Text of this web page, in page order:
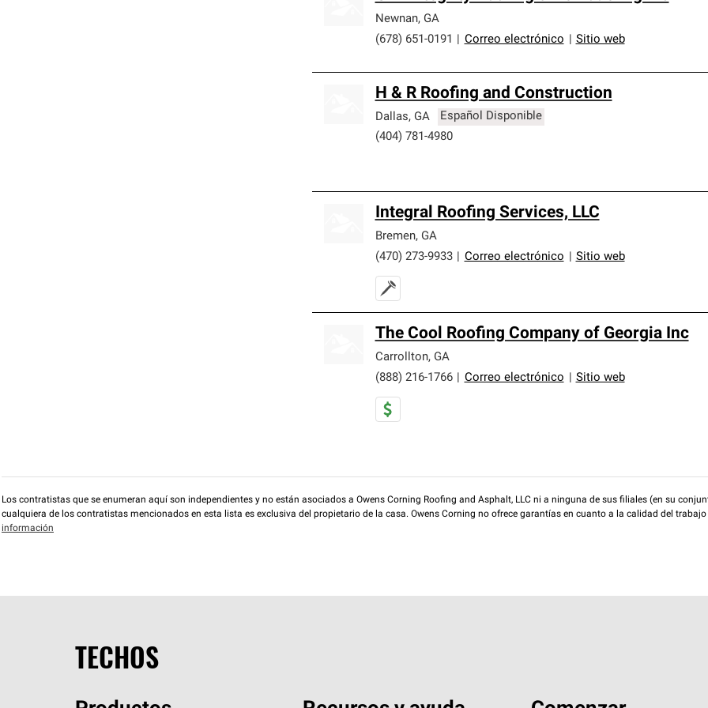
Newnan, GA
(678) 651-0191
Correo electrónico Sitio web
H & R Roofing and Construction
Dallas, GA
Español Disponible
(404) 781-4980
Integral Roofing Services, LLC
Bremen, GA
(470) 273-9933
Correo electrónico Sitio web
The Cool Roofing Company of Georgia Inc
Carrollton, GA
(888) 216-1766
Correo electrónico Sitio web
Los contratistas que se enumeran aquí son independientes y no están asociados a Owens Corning Roofing and Asphalt, LLC ni a ninguna de sus filiales (en su
cualquiera de los contratistas mencionados en esta lista es exclusiva del propietario de la casa. Owens Corning no ofrece garantías en cuanto a la calidad del
información
TECHOS